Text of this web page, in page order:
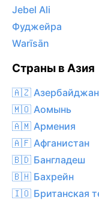
Jebel Ali
Фуджейра
Warīsān
Страны в Азия
🇦🇿 Азербайджан
🇲🇴 Аомынь
🇦🇲 Армения
🇦🇫 Афганистан
🇧🇩 Бангладеш
🇧🇭 Бахрейн
🇮🇴 Британская